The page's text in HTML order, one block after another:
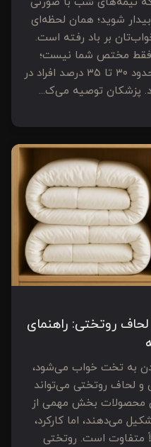
شوید؛ همان لحظه‌ای
بر باد رفته است.
فقط مختص شما نیست؛
آمارهای پزشکی نشان می‌دهد حدود ۳۰ تا ۳۵ درصد افراد در
پزشکان توصیه می‌ک...
روتختی: راهنمای
به تخت خواب می‌شود،
لحاف روتختی می‌تواند
محصولات بخش مهمی از
می‌دهند، اما کارکرد،
متفاوت است. روتختی